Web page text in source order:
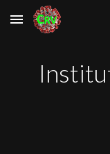
Skip to main content